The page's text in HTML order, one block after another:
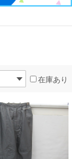
在庫あり